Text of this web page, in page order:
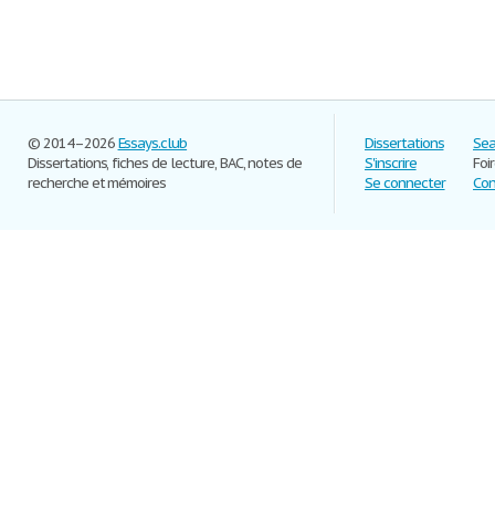
© 2014–2026Essays.club
Dissertations, fiches de lecture, BAC, notes de
recherche et mémoires
Dissertations
S'inscrire
Se connecter